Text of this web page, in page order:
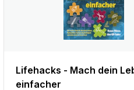
Lifehacks - Mach dein
einfacher